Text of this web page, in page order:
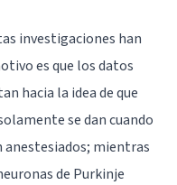
investigaciones han
es que los datos
hacia la idea de que
se dan cuando
anestesiados; mientras
de Purkinje